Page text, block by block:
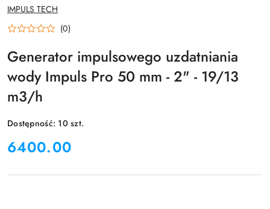
NAZWA
PRODUCENTA:
IMPULS TECH
(0)
Generator impulsowego uzdatniania
wody Impuls Pro 50 mm - 2" - 19/13
m3/h
Dostępność: 10szt.
cena:
6400.00